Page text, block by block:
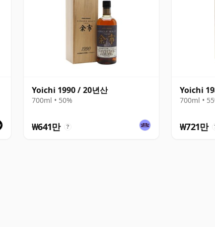
Yoichi 1990 / 20년산
700ml • 50%
₩641만 ?
Yoichi
700ml •
₩721만